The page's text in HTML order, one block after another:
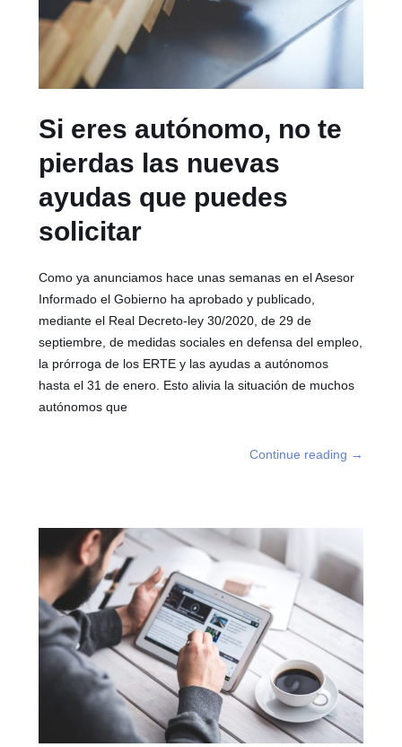
Si eres autónomo, no te
pierdas las nuevas
ayudas que puedes
solicitar
Como ya anunciamos hace unas semanas en el Asesor
Informado el Gobierno ha aprobado y publicado,
mediante el Real Decreto-ley 30/2020, de 29 de
septiembre, de medidas sociales en defensa del empleo,
la prórroga de los ERTE y las ayudas a autónomos
hasta el 31 de enero. Esto alivia la situación de muchos
autónomos que
Continue reading →